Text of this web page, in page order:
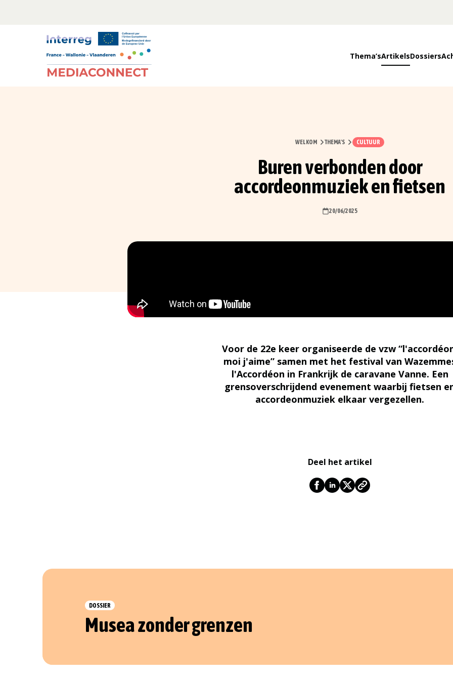
Thema’sArtikelsDossiers
WELKOM THEMA'S CULTUUR
Buren verbonden door
accordeonmuziek en fietsen
20/06/2025
Voor de 22e keer organiseerde de vzw
moi j'aime” samen met het festival van
l'Accordéon in Frankrijk de caravane Vanne. Een
grensoverschrijdend evenement waarbij fietsen
accordeonmuziek elkaar vergezellen.
Deel het artikel
DOSSIER
Musea zonder grenzen